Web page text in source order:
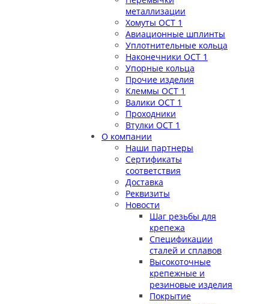
металлизации
Хомуты ОСТ 1
Авиационные шплинты
Уплотнительные кольца
Наконечники ОСТ 1
Упорные кольца
Прочие изделия
Клеммы ОСТ 1
Валики ОСТ 1
Проходники
Втулки ОСТ 1
О компании
Наши партнеры
Сертификаты
соответствия
Доставка
Реквизиты
Новости
Шаг резьбы для
крепежа
Спецификации
сталей и сплавов
Высокоточные
крепежные и
резиновые изделия
Покрытие